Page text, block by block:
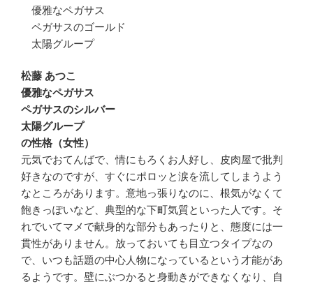
優雅なペガサス
ペガサスのゴールド
太陽グループ
松藤 あつこ
優雅なペガサス
ペガサスのシルバー
太陽グループ
の性格（女性）
元気でおてんばで、情にもろくお人好し、皮肉屋で批判
好きなのですが、すぐにポロッと涙を流してしまうよう
なところがあります。意地っ張りなのに、根気がなくて
飽きっぽいなど、典型的な下町気質といった人です。そ
れでいてマメで献身的な部分もあったりと、態度には一
貫性がありません。放っておいても目立つタイプなの
で、いつも話題の中心人物になっているという才能があ
るようです。壁にぶつかると身動きができなくなり、自